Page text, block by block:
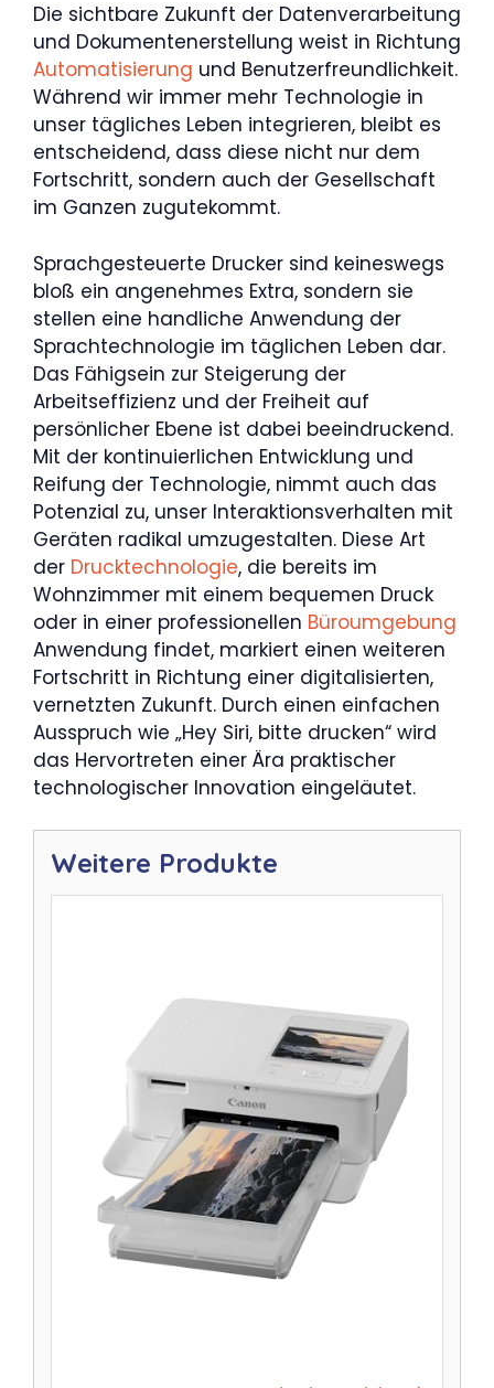
Die sichtbare Zukunft der Datenverarbeitung
und Dokumentenerstellung weist in Richtung
Automatisierung und Benutzerfreundlichkeit.
Während wir immer mehr Technologie in
unser tägliches Leben integrieren, bleibt es
entscheidend, dass diese nicht nur dem
Fortschritt, sondern auch der Gesellschaft
im Ganzen zugutekommt.
Sprachgesteuerte Drucker sind keineswegs
bloß ein angenehmes Extra, sondern sie
stellen eine handliche Anwendung der
Sprachtechnologie im täglichen Leben dar.
Das Fähigsein zur Steigerung der
Arbeitseffizienz und der Freiheit auf
persönlicher Ebene ist dabei beeindruckend.
Mit der kontinuierlichen Entwicklung und
Reifung der Technologie, nimmt auch das
Potenzial zu, unser Interaktionsverhalten mit
Geräten radikal umzugestalten. Diese Art
der Drucktechnologie, die bereits im
Wohnzimmer mit einem bequemen Druck
oder in einer professionellen Büroumgebung
Anwendung findet, markiert einen weiteren
Fortschritt in Richtung einer digitalisierten,
vernetzten Zukunft. Durch einen einfachen
Ausspruch wie „Hey Siri, bitte drucken“ wird
das Hervortreten einer Ära praktischer
technologischer Innovation eingeläutet.
Weitere Produkte